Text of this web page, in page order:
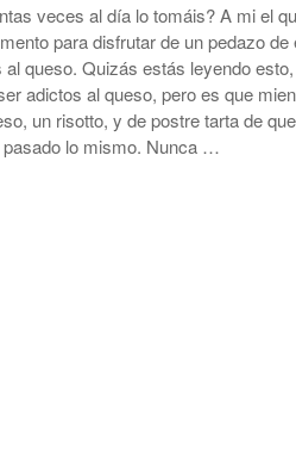
veces al día lo tomáis? A mi el
para disfrutar de un pedazo
queso. Quizás estás leyendo
adictos al queso, pero es que
un risotto, y de postre tarta de
lo mismo. Nunca …